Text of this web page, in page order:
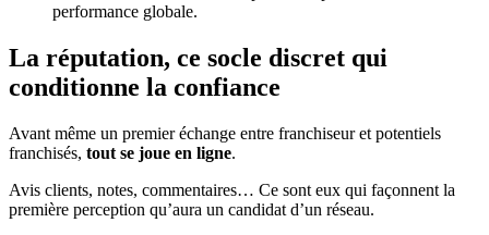
performance globale.
La réputation, ce socle discret qui
conditionne la confiance
Avant même un premier échange entre franchiseur et potentiels
franchisés, tout se joue en ligne.
Avis clients, notes, commentaires… Ce sont eux qui façonnent la
première perception qu’aura un candidat d’un réseau.